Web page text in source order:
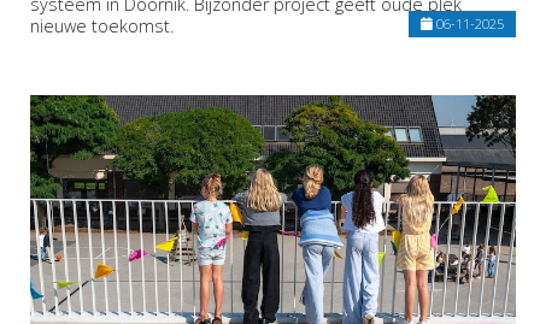
nieuwe toekomst.
06-11-2025